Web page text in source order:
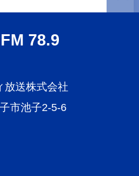
78.9
放送株式会社
市池子2-5-6